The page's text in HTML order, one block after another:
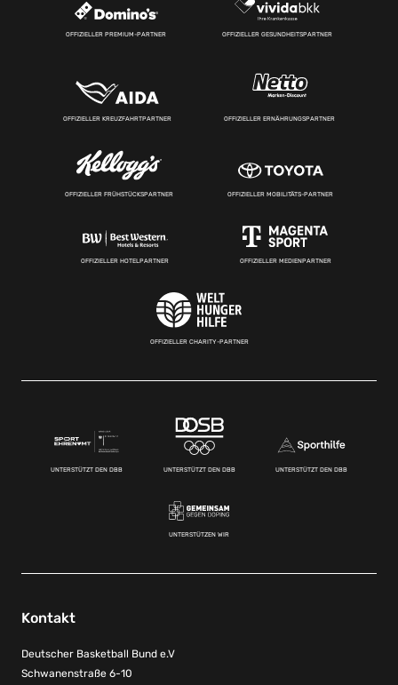
OFFIZIELLER PREMIUM-PARTNER OFFIZIELLER GESUNDHEITSPARTNER
OFFIZIELLER KREUZFAHRTPARTNER OFFIZIELLER ERNÄHRUNGSPARTNER
OFFIZIELLER FRÜHSTÜCKSPARTNER OFFIZIELLER MOBILITÄTS-PARTNER
OFFIZIELLER HOTELPARTNER OFFIZIELLER MEDIENPARTNER
OFFIZIELLER CHARITY-PARTNER
UNTERSTÜTZT DEN DBB UNTERSTÜTZT DEN DBB UNTERSTÜTZT DEN DBB
UNTERSTÜTZEN WIR
Kontakt
Deutscher Basketball Bund e.V
Schwanenstraße 6-10